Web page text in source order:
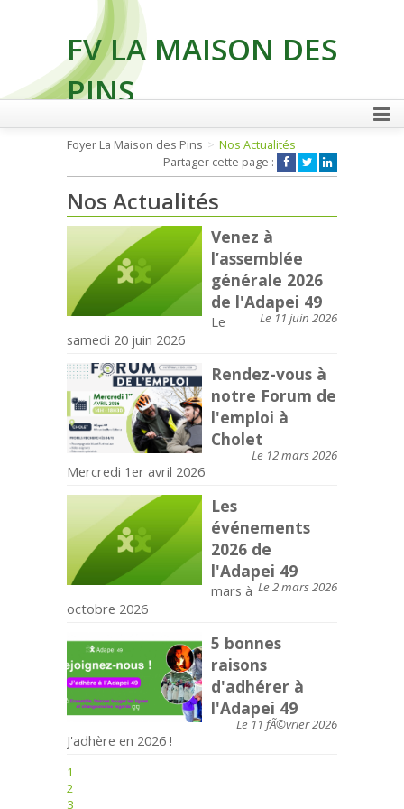
FV LA MAISON DES
PINS
FAIRE UN DON
Foyer La Maison des Pins
Nos Actualités
Partager cette page :
Nos Actualités
Venez à
l’assemblée
générale 2026
de l'Adapei 49
Le 11 juin 2026
Le
samedi 20 juin 2026
Rendez-vous à
notre Forum de
l'emploi à
Cholet
Le 12 mars 2026
Mercredi 1er avril 2026
Les
événements
2026 de
l'Adapei 49
Le 2 mars 2026
mars à
octobre 2026
5 bonnes
raisons
d'adhérer à
l'Adapei 49
Le 11 fÃ©vrier 2026
J'adhère en 2026 !
1
2
3